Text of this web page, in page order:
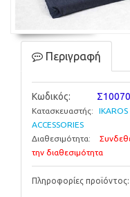
Περιγραφή
Κωδικός:
Κατασκευαστής:
IKAROS
ACCESSORIES
Διαθεσιμότητα:
την διαθεσιμότητα
Πληροφορίες προϊόντος: